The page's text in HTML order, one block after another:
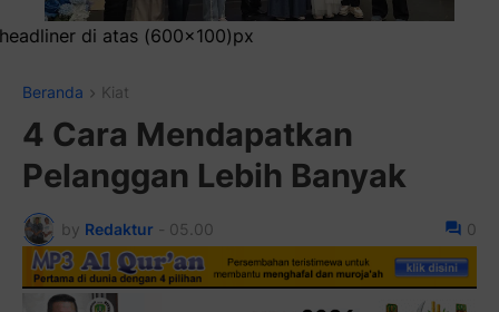
Beranda Kiat
4 Cara Mendapatkan
Pelanggan Lebih Banyak
by Redaktur - 05.00 0